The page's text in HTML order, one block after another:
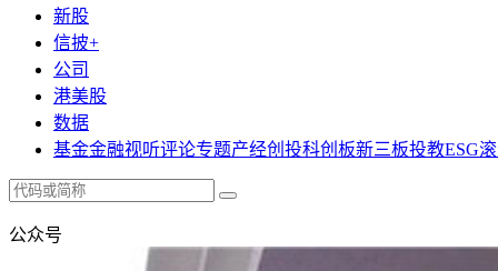
新股
信披+
公司
港美股
数据
基金金融视听评论专题产经创投科创板新三板投教ESG
公众号